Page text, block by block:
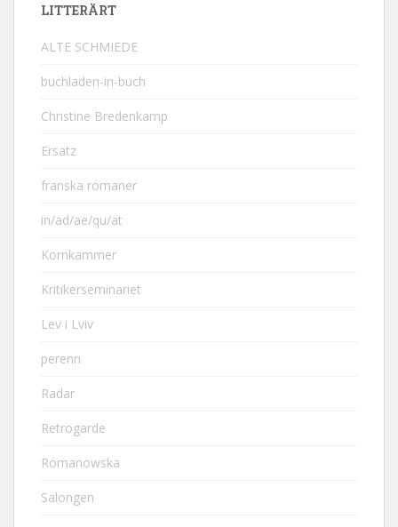
LITTERÄRT
ALTE SCHMIEDE
buchladen-in-buch
Christine Bredenkamp
Ersatz
franska romaner
in/ad/ae/qu/at
Kornkammer
Kritikerseminariet
Lev i Lviv
perenn
Radar
Retrogarde
Romanowska
Salongen